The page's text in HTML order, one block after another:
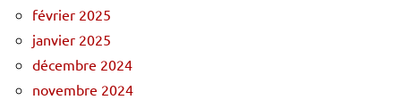
février 2025
janvier 2025
décembre 2024
novembre 2024